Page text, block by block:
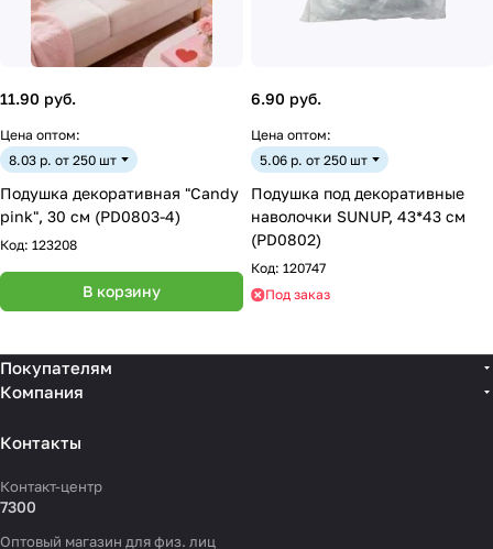
11.90 руб.
Цена оптом:
8.03 р. от 250 шт
Подушка декоративная "Candy
pink", 30 см (PD0803-4)
Код: 123208
В корзину
6.90 руб.
Цена оптом:
5.06 р. от 250 шт
Подушка под декоративные
наволочки SUNUP, 43*43 см
(PD0802)
Код: 120747
Под заказ
Покупателям
Компания
Контакты
Контакт-центр
7300
Оптовый магазин для физ. лиц